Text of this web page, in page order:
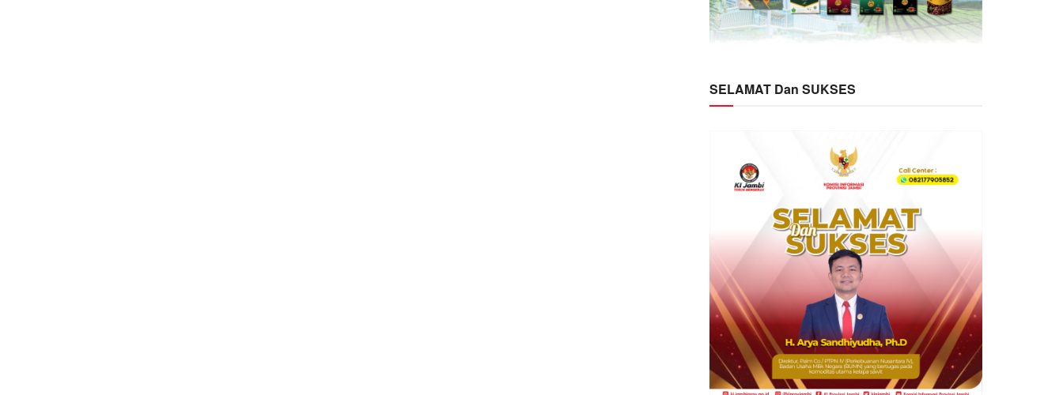
SELAMAT Dan SUKSES